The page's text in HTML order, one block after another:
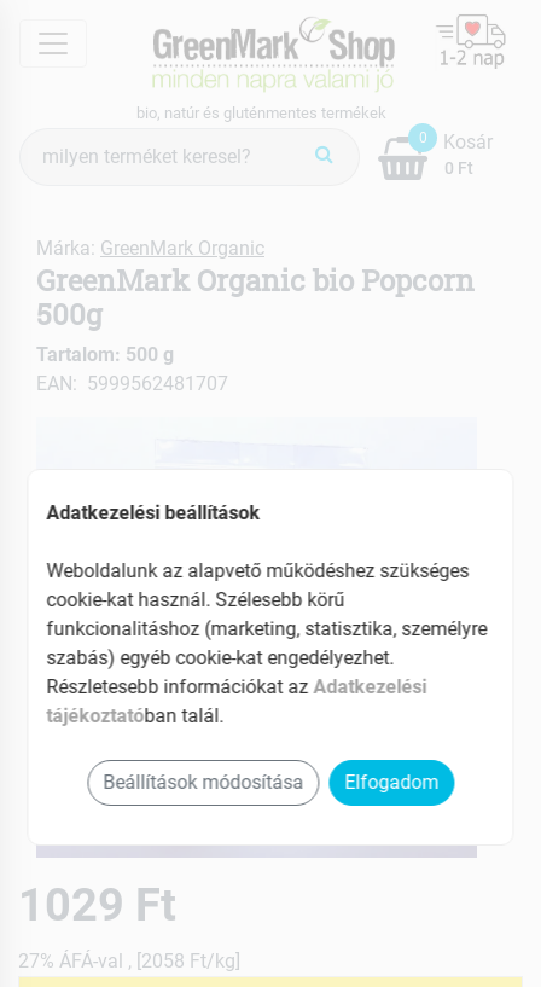
menu
bio, natúr és gluténmentes termékek
keresés
0
0 Ft
Kosár
Márka: GreenMark Organic
GreenMark Organic bio Popcorn
500g
Tartalom: 500 g
EAN: 5999562481707
1029 Ft
27% ÁFÁ-val , [2058 Ft/kg]
Adatkezelési beállítások
Weboldalunk az alapvető működéshez szükséges
cookie-kat használ. Szélesebb körű
funkcionalitáshoz (marketing, statisztika, személyre
szabás) egyéb cookie-kat engedélyezhet.
Részletesebb információkat az Adatkezelési
tájékoztatóban talál.
Beállítások módosítása Elfogadom